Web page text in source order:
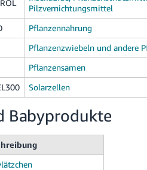
Pilzvernichtungsmittel
Pflanzennahrung
Pflanzenzwiebeln und andere
Pflanzensamen
Solarzellen
Babyprodukte